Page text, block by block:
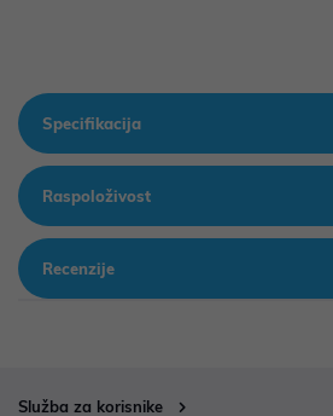
Specifikacija
Raspoloživost
Recenzije
Služba za korisnike